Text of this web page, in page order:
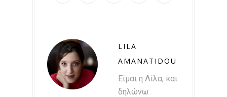
LILA
AMANATIDOU
Είμαι η Λίλα, και
δηλώνω